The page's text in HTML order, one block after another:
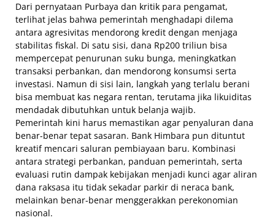
Dari pernyataan Purbaya dan kritik para pengamat,
terlihat jelas bahwa pemerintah menghadapi dilema
antara agresivitas mendorong kredit dengan menjaga
stabilitas fiskal. Di satu sisi, dana Rp200 triliun bisa
mempercepat penurunan suku bunga, meningkatkan
transaksi perbankan, dan mendorong konsumsi serta
investasi. Namun di sisi lain, langkah yang terlalu berani
bisa membuat kas negara rentan, terutama jika likuiditas
mendadak dibutuhkan untuk belanja wajib.
Pemerintah kini harus memastikan agar penyaluran dana
benar-benar tepat sasaran. Bank Himbara pun dituntut
kreatif mencari saluran pembiayaan baru. Kombinasi
antara strategi perbankan, panduan pemerintah, serta
evaluasi rutin dampak kebijakan menjadi kunci agar aliran
dana raksasa itu tidak sekadar parkir di neraca bank,
melainkan benar-benar menggerakkan perekonomian
nasional.